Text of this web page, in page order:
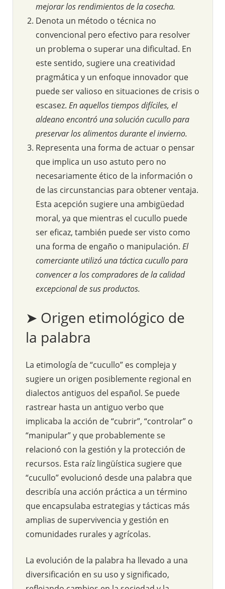
mejorar los rendimientos de la cosecha.
Denota un método o técnica no
convencional pero efectivo para resolver
un problema o superar una dificultad. En
este sentido, sugiere una creatividad
pragmática y un enfoque innovador que
puede ser valioso en situaciones de crisis o
escasez. En aquellos tiempos difíciles, el
aldeano encontró una solución cucullo para
preservar los alimentos durante el invierno.
Representa una forma de actuar o pensar
que implica un uso astuto pero no
necesariamente ético de la información o
de las circunstancias para obtener ventaja.
Esta acepción sugiere una ambigüedad
moral, ya que mientras el cucullo puede
ser eficaz, también puede ser visto como
una forma de engaño o manipulación. El
comerciante utilizó una táctica cucullo para
convencer a los compradores de la calidad
excepcional de sus productos.
➤ Origen etimológico de
la palabra
La etimología de “cucullo” es compleja y
sugiere un origen posiblemente regional en
dialectos antiguos del español. Se puede
rastrear hasta un antiguo verbo que
implicaba la acción de “cubrir”, “controlar” o
“manipular” y que probablemente se
relacionó con la gestión y la protección de
recursos. Esta raíz lingüística sugiere que
“cucullo” evolucionó desde una palabra que
describía una acción práctica a un término
que encapsulaba estrategias y tácticas más
amplias de supervivencia y gestión en
comunidades rurales y agrícolas.
La evolución de la palabra ha llevado a una
diversificación en su uso y significado,